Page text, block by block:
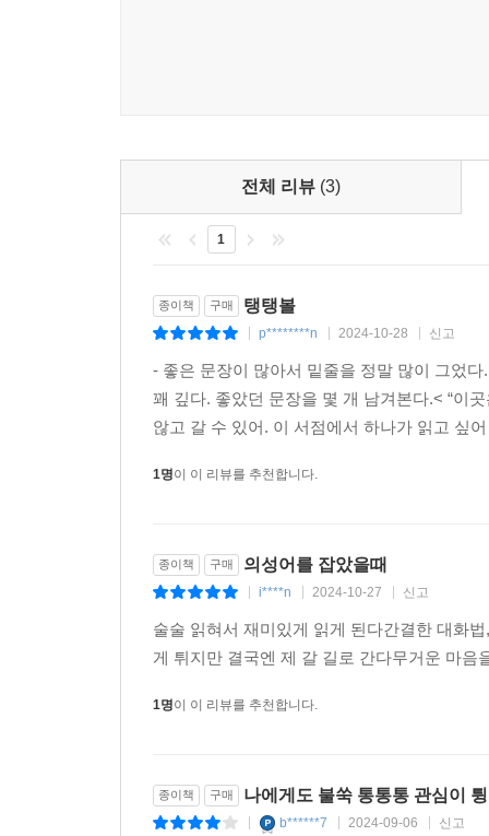
--- p.155
동우는 어려운 가정환경에 억눌려 자기 자신을
행복까지도 ‘나’를 비껴가 버렸다. 그런 동우에
도서관에서 마주쳐도 모른 척하는 사람은 동우
어려운 문제를 풀어 보고 싶다.
『탱탱볼』은 나 자신으로 살아가기가 버거운
넘어 고유한 나 자신은 누구인지 치열하게 묻는
땅으로 던져도 하늘로 솟아오르는 탱탱볼처럼, 결
그런 아이들을 가만히 지켜봐 주는 믿음직한 시선
알아챈다. 그러면서도 아무것도 모르는 척 무
독자들의 마음에도 온기를 전한다.
『탱탱볼』에서는 사건을 해결해 나가는 미스터
쌍둥이 문제를 풀어 나간다. 하나는 엄마가 남긴
아이들이 사건의 벽 앞에서 막막해할 때마다 “
책의 맨 뒤에 실린 ‘추리소설 더 읽기’ 코너에서
추리소설 거장의 고전부터 숨겨진 보석 같은 작
전체 리뷰 (3)
1
종이책 구매 탱탱볼
p********n 2024-10-28 신고
- 좋은 문장이 많아서 밑줄을 정말 많이 그었
꽤 깊다. 좋았던 문장을 몇 개 남겨본다.< “이
않고 갈 수 있어. 이 서점에서 하나가 읽고 싶
1명이 이 리뷰를 추천합니다.
종이책 구매 의성어를 잡았을때
i****n 2024-10-27 신고
술술 읽혀서 재미있게 읽게 된다간결한 대화
게 튀지만 결국엔 제 갈 길로 간다무거운 마
1명이 이 리뷰를 추천합니다.
종이책 구매 나에게도 불쑥 통통통 관심이
b******7 2024-09-06 신고